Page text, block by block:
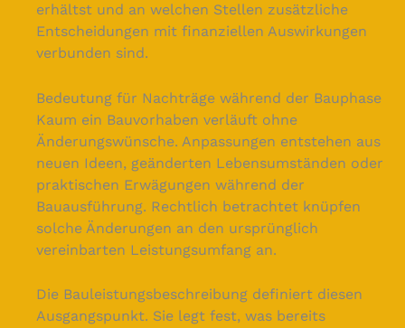
erhältst und an welchen Stellen zusätzliche
Entscheidungen mit finanziellen Auswirkungen
verbunden sind.
Bedeutung für Nachträge während der Bauphase
Kaum ein Bauvorhaben verläuft ohne
Änderungswünsche. Anpassungen entstehen aus
neuen Ideen, geänderten Lebensumständen oder
praktischen Erwägungen während der
Bauausführung. Rechtlich betrachtet knüpfen
solche Änderungen an den ursprünglich
vereinbarten Leistungsumfang an.
Die Bauleistungsbeschreibung definiert diesen
Ausgangspunkt. Sie legt fest, was bereits